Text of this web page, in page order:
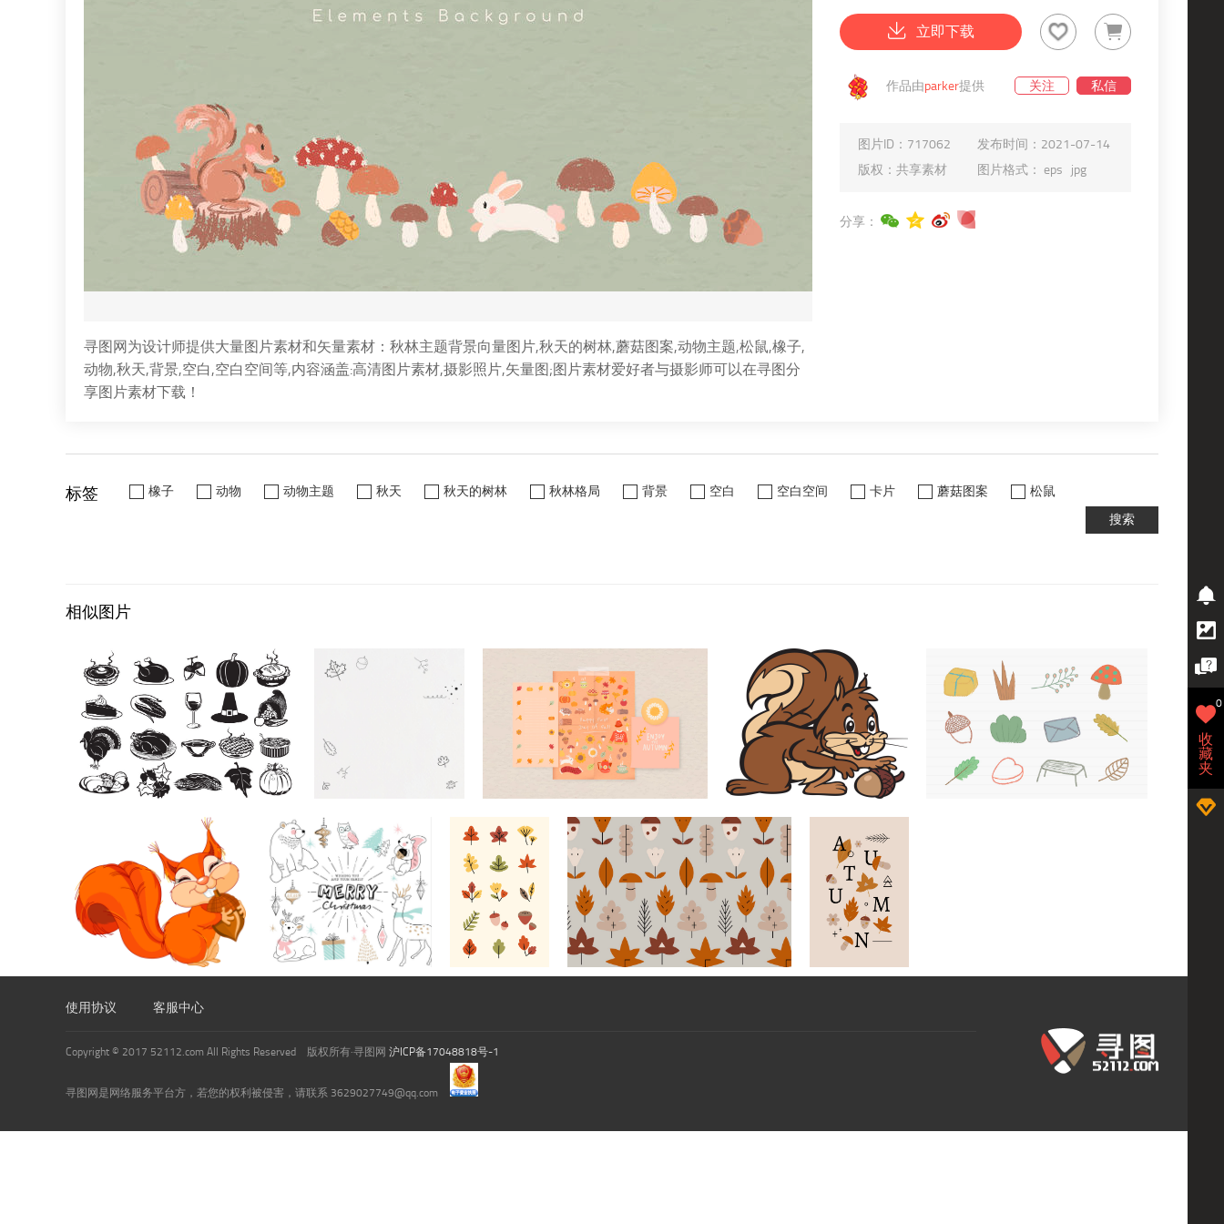
寻图网为设计师提供大量图片素材和矢量素材：秋林主题背景向量图片,秋天的树林,蘑菇图案,动物主题,松鼠,橡子,
动物,秋天,背景,空白,空白空间等,内容涵盖:高清图片素材,摄影照片,矢量图;图片素材爱好者与摄影师可以在寻图分
享图片素材下载！
立即下载
作品由parker提供 关注 私信
图片ID： 717062 发布时间： 2021-07-14
版权： 共享素材 图片格式： eps jpg
分享：
标签 橡子 动物 动物主题 秋天 秋天的树林 秋林格局 背景 空白 空白空间 卡片 蘑菇图案
松鼠
搜索
相似图片
使用协议 客服中心
Copyright © 2017 52112.com All Rights Reserved 版权所有·寻图网 沪ICP备17048818号-1
寻图网是网络服务平台方，若您的权利被侵害，请联系 3629027749@qq.com
收
藏
夹
0